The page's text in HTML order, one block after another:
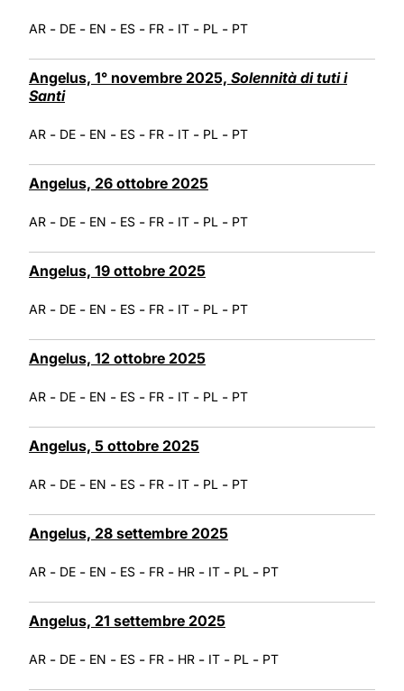
AR - DE - EN - ES - FR - IT - PL - PT
Angelus, 1° novembre 2025, Solennità di tuti i
Santi
AR - DE - EN - ES - FR - IT - PL - PT
Angelus, 26 ottobre 2025
AR - DE - EN - ES - FR - IT - PL - PT
Angelus, 19 ottobre 2025
AR - DE - EN - ES - FR - IT - PL - PT
Angelus, 12 ottobre 2025
AR - DE - EN - ES - FR - IT - PL - PT
Angelus, 5 ottobre 2025
AR - DE - EN - ES - FR - IT - PL - PT
Angelus, 28 settembre 2025
AR - DE - EN - ES - FR - HR - IT - PL - PT
Angelus, 21 settembre 2025
AR - DE - EN - ES - FR - HR - IT - PL - PT